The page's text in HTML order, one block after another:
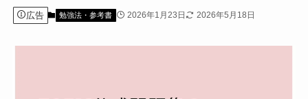
広告 勉強法・参考書 2026年1月23日 2026年5月18日